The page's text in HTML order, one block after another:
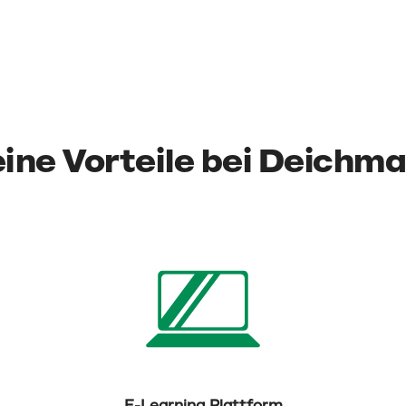
Vorteile bei